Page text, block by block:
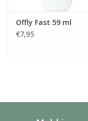
Offly Fast 59 ml
€7,95